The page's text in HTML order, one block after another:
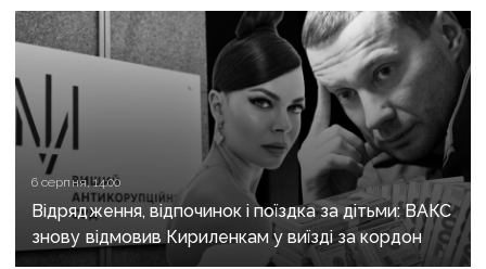
6 серпня, 14:00
Відрядження, відпочинок і поїздка за дітьми: ВАКС
знову відмовив Кириленкам у виїзді за кордон